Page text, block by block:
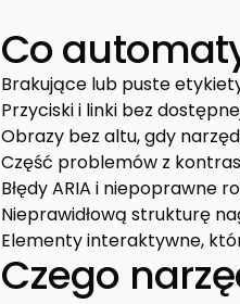
Co
Brakujące lub puste
Przyciski i linki bez
Obrazy bez altu, gdy
Część problemów z
Błędy ARIA i niepoprawne
Nieprawidłową strukturę
Elementy interaktywne,
Czego